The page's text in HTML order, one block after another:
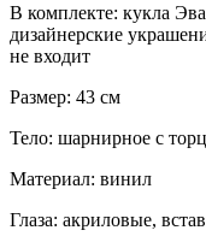
В комплекте: кукла
дизайнерские
не входит
Размер: 43 см
Тело: шарнирное с
Материал: винил
Глаза: акриловые,